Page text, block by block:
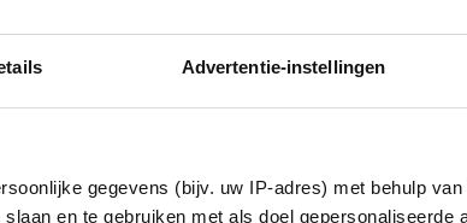
Advertentie-instellingen
gegevens (bijv. uw IP-adres) met behulp
en te gebruiken met als doel gepersonaliseerde